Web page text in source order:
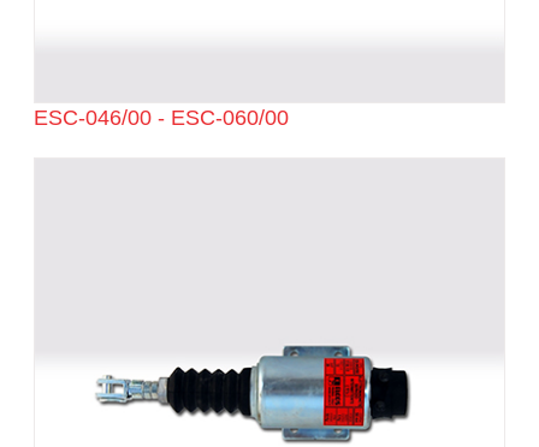
ESC-046/00 - ESC-060/00